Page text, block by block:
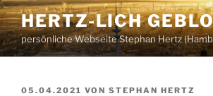
Zum
Inhalt
springen
HERTZ-LICH
persönliche Webseite Stephan Hertz
VERÖFFENTLICHT
05.04.2021 VON STEPHAN HERTZ